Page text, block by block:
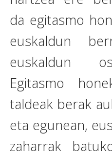
da egitasmo
euskaldun
euskaldun
Egitasmo
taldeak berak
eta egunean,
zaharrak